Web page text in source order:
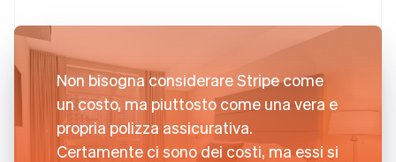
Non bisogna considerare Stripe come
un costo, ma piuttosto come una vera e
propria polizza assicurativa.
Certamente ci sono dei costi, ma essi si